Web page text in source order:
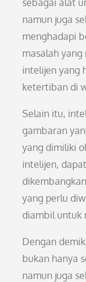
sebagai alat
namun juga
menghadapi
masalah
intelijen yang
ketertiban di
Selain itu,
gambaran
yang dimiliki
intelijen,
yang perlu
diambil untuk
Dengan
bukan hanya
namun juga